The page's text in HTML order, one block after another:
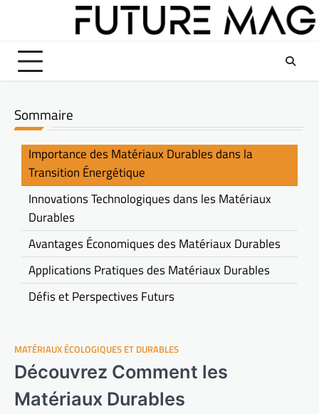
MATÉRIAUX ÉCOLOGIQUES ET DURABLES
Découvrez Comment les
Matériaux Durables
Sommaire
Importance des Matériaux Durables dans la
Transition Énergétique
Innovations Technologiques dans les Matériaux
Durables
Avantages Économiques des Matériaux Durables
Applications Pratiques des Matériaux Durables
Défis et Perspectives Futurs